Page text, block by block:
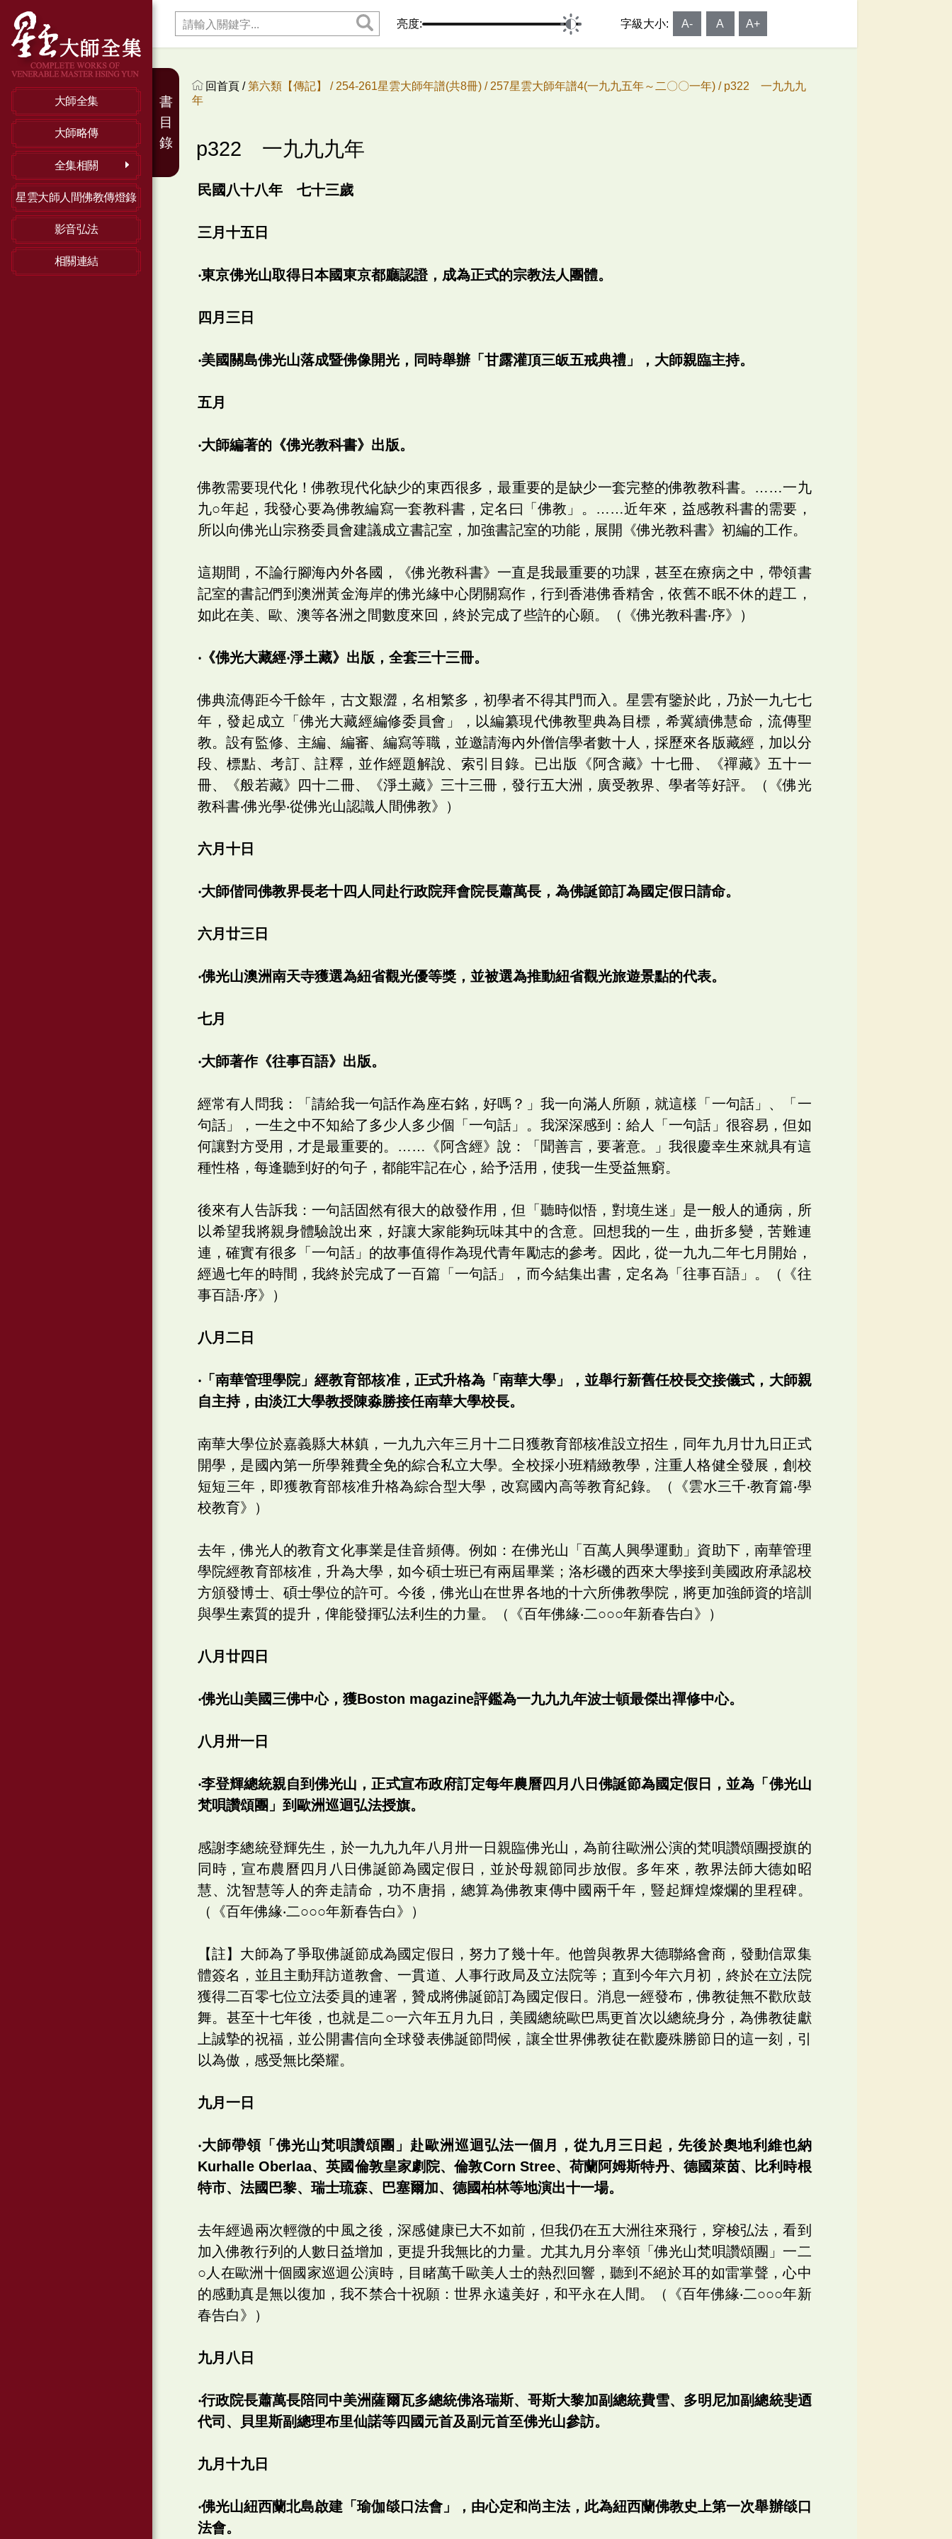
大師全集
大師略傳
全集相關
星雲大師人間佛教傳燈錄
影音弘法
相關連結
亮度: 字級大小: A- A A+
回首頁 /第六類【傳記】 / 254-261星雲大師年譜(共8冊) / 257星雲大師年譜4(一九九五年～二〇〇一年) / p322 一九九九
年
p322 一九九九年
民國八十八年 七十三歲
三月十五日
‧東京佛光山取得日本國東京都廳認證，成為正式的宗教法人團體。
四月三日
‧美國關島佛光山落成暨佛像開光，同時舉辦「甘露灌頂三皈五戒典禮」，大師親臨主持。
五月
‧大師編著的《佛光教科書》出版。
佛教需要現代化！佛教現代化缺少的東西很多，最重要的是缺少一套完整的佛教教科書。……一九
九○年起，我發心要為佛教編寫一套教科書，定名曰「佛教」。……近年來，益感教科書的需要，
所以向佛光山宗務委員會建議成立書記室，加強書記室的功能，展開《佛光教科書》初編的工作。
這期間，不論行腳海內外各國，《佛光教科書》一直是我最重要的功課，甚至在療病之中，帶領書
記室的書記們到澳洲黃金海岸的佛光緣中心閉關寫作，行到香港佛香精舍，依舊不眠不休的趕工，
如此在美、歐、澳等各洲之間數度來回，終於完成了些許的心願。（《佛光教科書‧序》）
‧《佛光大藏經‧淨土藏》出版，全套三十三冊。
佛典流傳距今千餘年，古文艱澀，名相繁多，初學者不得其門而入。星雲有鑒於此，乃於一九七七
年，發起成立「佛光大藏經編修委員會」，以編纂現代佛教聖典為目標，希冀續佛慧命，流傳聖
教。設有監修、主編、編審、編寫等職，並邀請海內外僧信學者數十人，採歷來各版藏經，加以分
段、標點、考訂、註釋，並作經題解說、索引目錄。已出版《阿含藏》十七冊、《禪藏》五十一
冊、《般若藏》四十二冊、《淨土藏》三十三冊，發行五大洲，廣受教界、學者等好評。（《佛光
教科書‧佛光學‧從佛光山認識人間佛教》）
六月十日
‧大師偕同佛教界長老十四人同赴行政院拜會院長蕭萬長，為佛誕節訂為國定假日請命。
六月廿三日
‧佛光山澳洲南天寺獲選為紐省觀光優等獎，並被選為推動紐省觀光旅遊景點的代表。
七月
‧大師著作《往事百語》出版。
經常有人問我：「請給我一句話作為座右銘，好嗎？」我一向滿人所願，就這樣「一句話」、「一
句話」，一生之中不知給了多少人多少個「一句話」。我深深感到：給人「一句話」很容易，但如
何讓對方受用，才是最重要的。……《阿含經》說：「聞善言，要著意。」我很慶幸生來就具有這
種性格，每逢聽到好的句子，都能牢記在心，給予活用，使我一生受益無窮。
後來有人告訴我：一句話固然有很大的啟發作用，但「聽時似悟，對境生迷」是一般人的通病，所
以希望我將親身體驗說出來，好讓大家能夠玩味其中的含意。回想我的一生，曲折多變，苦難連
連，確實有很多「一句話」的故事值得作為現代青年勵志的參考。因此，從一九九二年七月開始，
經過七年的時間，我終於完成了一百篇「一句話」，而今結集出書，定名為「往事百語」。（《往
事百語‧序》）
八月二日
‧「南華管理學院」經教育部核准，正式升格為「南華大學」，並舉行新舊任校長交接儀式，大師親
自主持，由淡江大學教授陳淼勝接任南華大學校長。
南華大學位於嘉義縣大林鎮，一九九六年三月十二日獲教育部核准設立招生，同年九月廿九日正式
開學，是國內第一所學雜費全免的綜合私立大學。全校採小班精緻教學，注重人格健全發展，創校
短短三年，即獲教育部核准升格為綜合型大學，改寫國內高等教育紀錄。（《雲水三千‧教育篇‧學
校教育》）
去年，佛光人的教育文化事業是佳音頻傳。例如：在佛光山「百萬人興學運動」資助下，南華管理
學院經教育部核准，升為大學，如今碩士班已有兩屆畢業；洛杉磯的西來大學接到美國政府承認校
方頒發博士、碩士學位的許可。今後，佛光山在世界各地的十六所佛教學院，將更加強師資的培訓
與學生素質的提升，俾能發揮弘法利生的力量。（《百年佛緣‧二○○○年新春告白》）
八月廿四日
‧佛光山美國三佛中心，獲Boston magazine評鑑為一九九九年波士頓最傑出禪修中心。
八月卅一日
‧李登輝總統親自到佛光山，正式宣布政府訂定每年農曆四月八日佛誕節為國定假日，並為「佛光山
梵唄讚頌團」到歐洲巡迴弘法授旗。
感謝李總統登輝先生，於一九九九年八月卅一日親臨佛光山，為前往歐洲公演的梵唄讚頌團授旗的
同時，宣布農曆四月八日佛誕節為國定假日，並於母親節同步放假。多年來，教界法師大德如昭
慧、沈智慧等人的奔走請命，功不唐捐，總算為佛教東傳中國兩千年，豎起輝煌燦爛的里程碑。
（《百年佛緣‧二○○○年新春告白》）
【註】大師為了爭取佛誕節成為國定假日，努力了幾十年。他曾與教界大德聯絡會商，發動信眾集
體簽名，並且主動拜訪道教會、一貫道、人事行政局及立法院等；直到今年六月初，終於在立法院
獲得二百零七位立法委員的連署，贊成將佛誕節訂為國定假日。消息一經發布，佛教徒無不歡欣鼓
舞。甚至十七年後，也就是二○一六年五月九日，美國總統歐巴馬更首次以總統身分，為佛教徒獻
上誠摯的祝福，並公開書信向全球發表佛誕節問候，讓全世界佛教徒在歡慶殊勝節日的這一刻，引
以為傲，感受無比榮耀。
九月一日
‧大師帶領「佛光山梵唄讚頌團」赴歐洲巡迴弘法一個月，從九月三日起，先後於奧地利維也納
Kurhalle Oberlaa、英國倫敦皇家劇院、倫敦Corn Stree、荷蘭阿姆斯特丹、德國萊茵、比利時根
特市、法國巴黎、瑞士琉森、巴塞爾加、德國柏林等地演出十一場。
去年經過兩次輕微的中風之後，深感健康已大不如前，但我仍在五大洲往來飛行，穿梭弘法，看到
加入佛教行列的人數日益增加，更提升我無比的力量。尤其九月分率領「佛光山梵唄讚頌團」一二
○人在歐洲十個國家巡迴公演時，目睹萬千歐美人士的熱烈回響，聽到不絕於耳的如雷掌聲，心中
的感動真是無以復加，我不禁合十祝願：世界永遠美好，和平永在人間。（《百年佛緣‧二○○○年新
春告白》）
九月八日
‧行政院長蕭萬長陪同中美洲薩爾瓦多總統佛洛瑞斯、哥斯大黎加副總統費雪、多明尼加副總統斐迺
代司、貝里斯副總理布里仙諾等四國元首及副元首至佛光山參訪。
九月十九日
‧佛光山紐西蘭北島啟建「瑜伽燄口法會」，由心定和尚主法，此為紐西蘭佛教史上第一次舉辦燄口
法會。
書
目
錄